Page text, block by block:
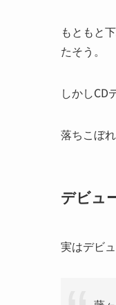
もともと
たそう。
しかしCD
落ちこぼ
デビュ
実はデビ